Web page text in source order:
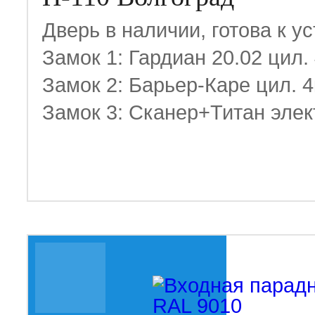
Дверь в наличии, готова к
Замок 1: Гардиан 20.02 цил.
Замок 2: Барьер-Каре цил.
Замок 3: Сканер+Титан